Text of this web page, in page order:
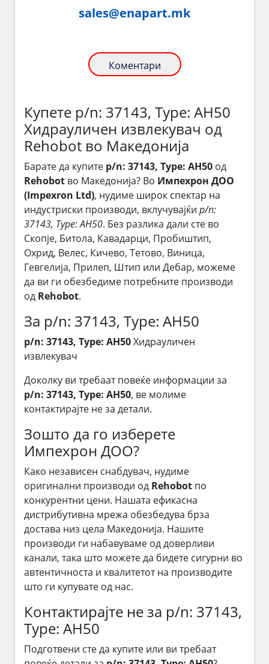
sales@enapart.mk
Коментари
Купете p/n: 37143, Type: AH50
Хидрауличен извлекувач од
Rehobot во Македонија
Барате да купите p/n: 37143, Type: AH50 од
Rehobot во Македонија? Во Импехрон ДОО
(Impexron Ltd), нудиме широк спектар на
индустриски производи, вклучувајќи p/n:
37143, Type: AH50. Без разлика дали сте во
Скопје, Битола, Кавадарци, Пробиштип,
Охрид, Велес, Кичево, Тетово, Виница,
Гевгелија, Прилеп, Штип или Дебар, можеме
да ви ги обезбедиме потребните производи
од Rehobot.
За p/n: 37143, Type: AH50
p/n: 37143, Type: AH50Хидрауличен
извлекувач
Доколку ви требаат повеќе информации за
p/n: 37143, Type: AH50, ве молиме
контактирајте не за детали.
Зошто да го изберете
Импехрон ДОО?
Како независен снабдувач, нудиме
оригинални производи од Rehobot по
конкурентни цени. Нашата ефикасна
дистрибутивна мрежа обезбедува брза
достава низ цела Македонија. Нашите
производи ги набавуваме од доверливи
канали, така што можете да бидете сигурни во
автентичноста и квалитетот на производите
што ги купувате од нас.
Контактирајте не за p/n: 37143,
Type: AH50
Подготвени сте да купите или ви требаат